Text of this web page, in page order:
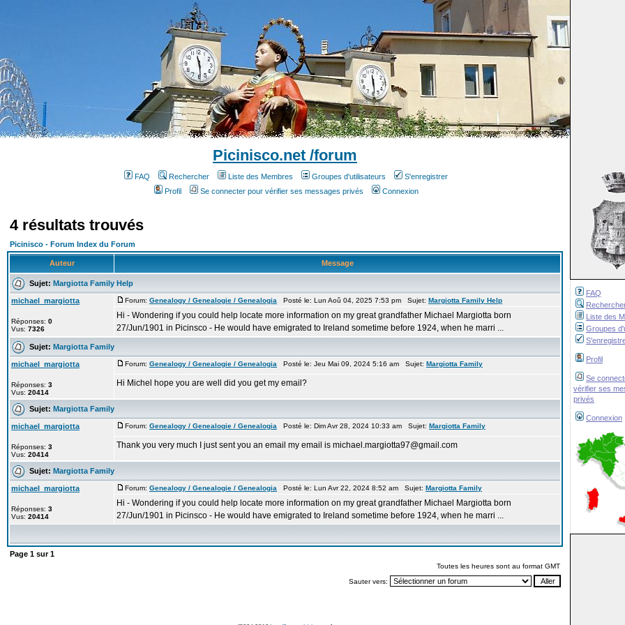
FAQ
Liste des
Groupes
Profil
Se
vérifier ses
privés
Connexion
Picinisco.net /forum
FAQ Rechercher Liste des Membres Groupes d'utilisateurs
S'enregistrer
Profil
Se connecter pour vérifier ses messages privés Connexion
4 résultats trouvés
Picinisco - Forum Index du Forum
Auteur Message
Sujet: Margiotta Family Help
michael_margiotta
Réponses: 0
Vus: 7326
Forum: Genealogy / Genealogie / Genealogia Posté le: Lun Aoû 04, 2025 7:53 pm Sujet: Margiotta Family Help
Hi - Wondering if you could help locate more information on my great grandfather Michael Margiotta born
27/Jun/1901 in Picinsco - He would have emigrated to Ireland sometime before 1924, when he marri ...
Sujet: Margiotta Family
michael_margiotta
Réponses: 3
Vus: 20414
Forum: Genealogy / Genealogie / Genealogia Posté le: Jeu Mai 09, 2024 5:16 am Sujet: Margiotta Family
Hi Michel hope you are well did you get my email?
Sujet: Margiotta Family
michael_margiotta
Réponses: 3
Vus: 20414
Forum: Genealogy / Genealogie / Genealogia Posté le: Dim Avr 28, 2024 10:33 am Sujet: Margiotta Family
Thank you very much I just sent you an email my email is michael.margiotta97@gmail.com
Sujet: Margiotta Family
michael_margiotta
Réponses: 3
Vus: 20414
Forum: Genealogy / Genealogie / Genealogia Posté le: Lun Avr 22, 2024 8:52 am Sujet: Margiotta Family
Hi - Wondering if you could help locate more information on my great grandfather Michael Margiotta born
27/Jun/1901 in Picinsco - He would have emigrated to Ireland sometime before 1924, when he marri ...
Page 1 sur1
Toutes les heures sont au format GMT
Sauter vers: